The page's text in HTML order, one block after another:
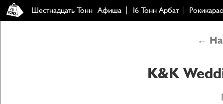
Шестнадцать Тонн Афиша 16 Тонн Арбат
←
K&K